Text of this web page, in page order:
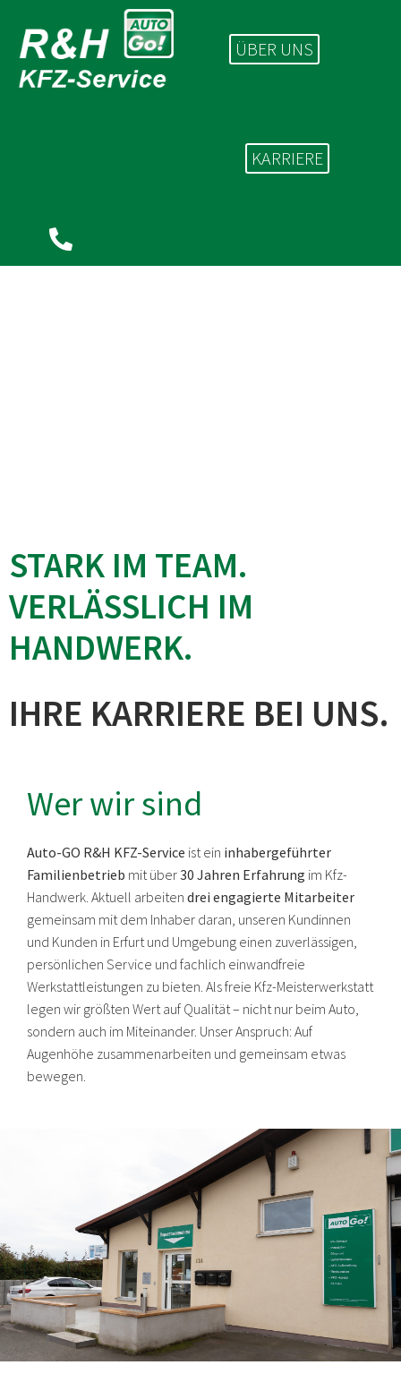
ÜBER UNS
KARRIERE
STARK IM TEAM.
VERLÄSSLICH IM
HANDWERK.
IHRE KARRIERE BEI UNS.
Wer wir sind
Auto-GO R&H KFZ-Service ist ein inhabergeführter
Familienbetrieb mit über30 Jahren Erfahrung im Kfz-
Handwerk. Aktuell arbeiten drei engagierte Mitarbeiter
gemeinsam mit dem Inhaber daran, unseren Kundinnen
und Kunden in Erfurt und Umgebung einen zuverlässigen,
persönlichen Service und fachlich einwandfreie
Werkstattleistungen zu bieten. Als freie Kfz-Meisterwerkstatt
legen wir größten Wert auf Qualität – nicht nur beim Auto,
sondern auch im Miteinander. Unser Anspruch: Auf
Augenhöhe zusammenarbeiten und gemeinsam etwas
bewegen.